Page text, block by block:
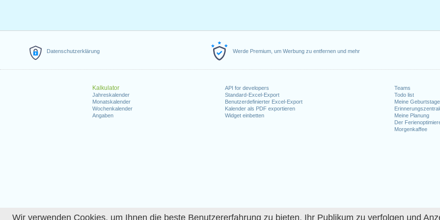
Wir verwenden Cookies, um Ihnen die beste Benutzererfahrung zu bieten, Ihr Publikum zu verfolgen und
Datenschutzerklärung Werde Premium, um Werbung zu entfernen und mehr
Kalkulator
Jahreskalender
Monatskalender
Wochenkalender
Angaben
API for developers
Standard-Excel-Export
Benutzerdefinierter Excel-Export
Kalender als PDF exportieren
Widget einbetten
Teams
Todo list
Meine Geburtstage
Meine Planung
Der
Morgenkaffee